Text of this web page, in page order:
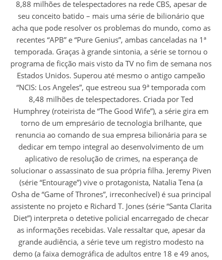
8,88 milhões de telespectadores na rede CBS, apesar de
seu conceito batido – mais uma série de bilionário que
acha que pode resolver os problemas do mundo, como as
recentes “APB” e “Pure Genius”, ambas canceladas na 1ª
temporada. Graças à grande sintonia, a série se tornou o
programa de ficção mais visto da TV no fim de semana nos
Estados Unidos. Superou até mesmo o antigo campeão
“NCIS: Los Angeles”, que estreou sua 9ª temporada com
8,48 milhões de telespectadores. Criada por Ted
Humphrey (roteirista de “The Good Wife”), a série gira em
torno de um empresário de tecnologia brilhante, que
renuncia ao comando de sua empresa bilionária para se
dedicar em tempo integral ao desenvolvimento de um
aplicativo de resolução de crimes, na esperança de
solucionar o assassinato de sua própria filha. Jeremy Piven
(série “Entourage”) vive o protagonista, Natalia Tena (a
Osha de “Game of Thrones”, irreconhecível) é sua principal
assistente no projeto e Richard T. Jones (série “Santa Clarita
Diet”) interpreta o detetive policial encarregado de checar
as informações recebidas. Vale ressaltar que, apesar da
grande audiência, a série teve um registro modesto na
demo (a faixa demográfica de adultos entre 18 e 49 anos,